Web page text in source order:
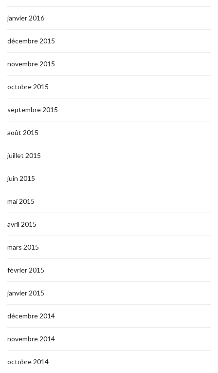
janvier 2016
décembre 2015
novembre 2015
octobre 2015
septembre 2015
août 2015
juillet 2015
juin 2015
mai 2015
avril 2015
mars 2015
février 2015
janvier 2015
décembre 2014
novembre 2014
octobre 2014